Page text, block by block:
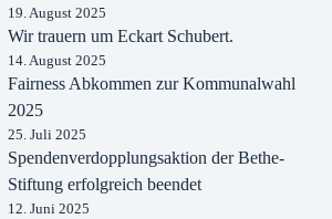
19. August 2025
Wir trauern um Eckart Schubert.
14. August 2025
Fairness Abkommen zur Kommunalwahl
2025
25. Juli 2025
Spendenverdopplungsaktion der Bethe-
Stiftung erfolgreich beendet
12. Juni 2025